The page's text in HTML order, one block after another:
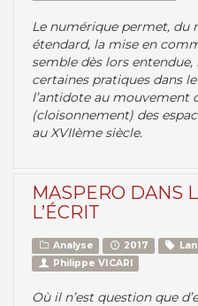
Le numérique permet, du
étendard, la mise en
semble dès lors
certaines pratiques dans
l’antidote au mouvement
(cloisonnement) des
au XVIIème siècle.
MASPERO DANS
L’ÉCRIT
Analyse 2017
Philippe VICARI
Où il n’est question que